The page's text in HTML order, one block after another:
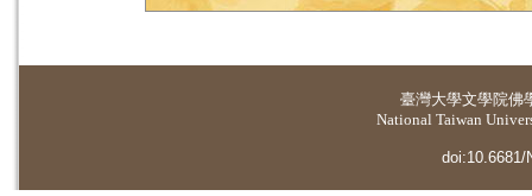
臺灣大學文學院佛
National Taiwan
doi:10.6681/